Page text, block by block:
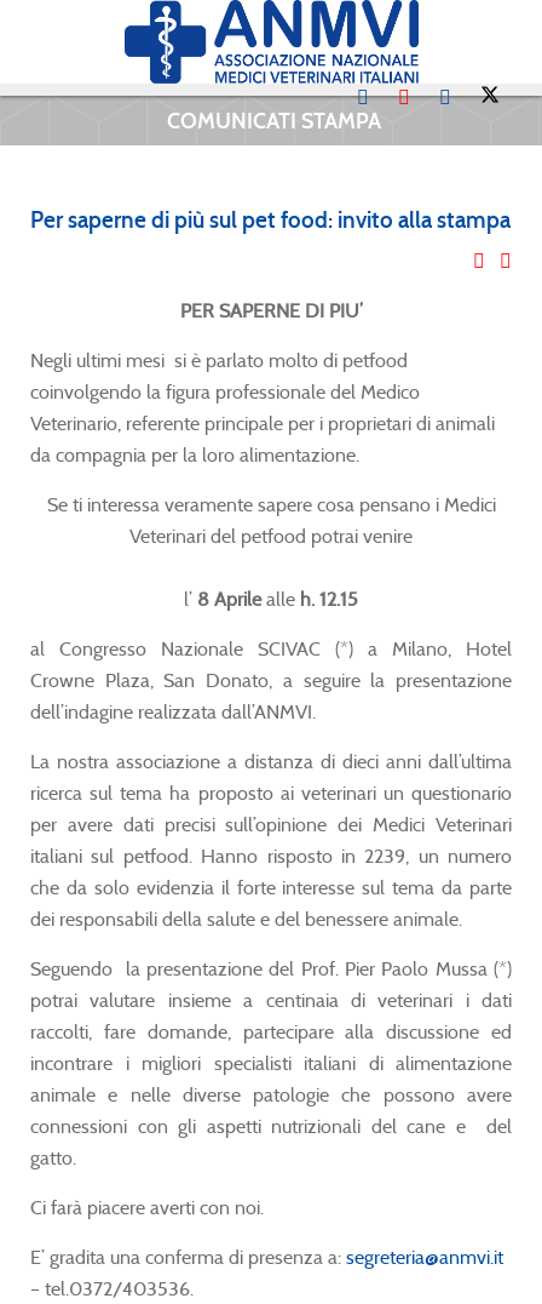
COMUNICATI STAMPA
Per saperne di più sul pet food: invito alla stampa
PER SAPERNE DI PIU’
Negli ultimi mesi si è parlato molto di petfood
coinvolgendo la figura professionale del Medico
Veterinario, referente principale per i proprietari di animali
da compagnia per la loro alimentazione.
Se ti interessa veramente sapere cosa pensano i Medici
Veterinari del petfood potrai venire
l’ 8 Aprilealle h. 12.15
al Congresso Nazionale SCIVAC (*) a Milano, Hotel
Crowne Plaza, San Donato, a seguire la presentazione
dell’indagine realizzata dall’ANMVI.
La nostra associazione a distanza di dieci anni dall’ultima
ricerca sul tema ha proposto ai veterinari un questionario
per avere dati precisi sull’opinione dei Medici Veterinari
italiani sul petfood. Hanno risposto in 2239, un numero
che da solo evidenzia il forte interesse sul tema da parte
dei responsabili della salute e del benessere animale.
Seguendo la presentazione del Prof. Pier Paolo Mussa (*)
potrai valutare insieme a centinaia di veterinari i dati
raccolti, fare domande, partecipare alla discussione ed
incontrare i migliori specialisti italiani di alimentazione
animale e nelle diverse patologie che possono avere
connessioni con gli aspetti nutrizionali del cane e del
gatto.
Ci farà piacere averti con noi.
E’ gradita una conferma di presenza a: segreteria@anmvi.it
– tel.0372/403536.